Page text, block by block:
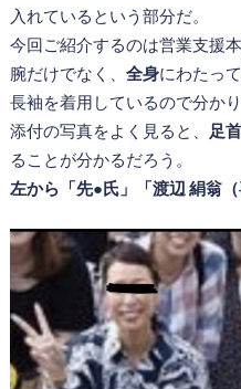
入れているという部分だ。
今回ご紹介するのは営業支援
腕だけでなく、 全身にわたって
長袖を着用しているので分かり
添付の写真をよく見ると、
足
ることが分かるだろう。
左から「先●氏」「渡辺 絹翁（